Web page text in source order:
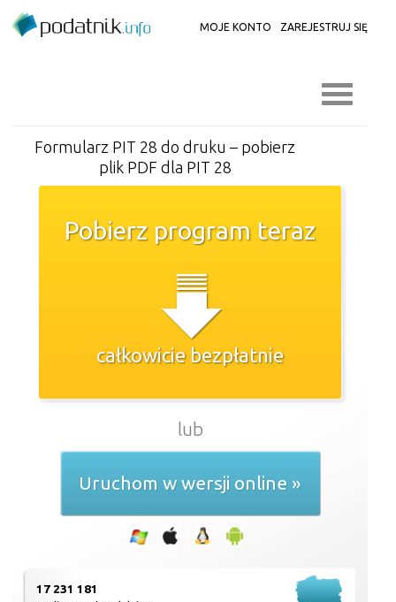
MOJE KONTO ZAREJESTRUJ SIĘ
Formularz PIT 28 do druku – pobierz
plik PDF dla PIT 28
Pobierz program teraz
całkowicie bezpłatnie
lub
Uruchom w wersji online »
17 231 181